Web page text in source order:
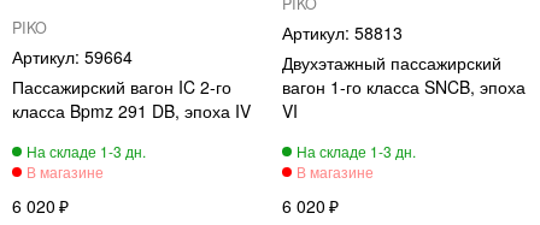
PIKO
59664
Пассажирский вагон IC 2-го
класса Bpmz 291 DB, эпоха IV
6 020
58813
Двухэтажный пассажирский
вагон 1-го класса SNCB, эпоха
VI
6 020